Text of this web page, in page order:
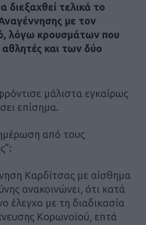
τελικά το
Αναγέννησης με τον
λόγω κρουσμάτων που
και των δύο
μάλιστα εγκαίρως
επίσημα.
από τους
Καρδίτσας με αίσθημα
ανακοινώνει, ότι κατά
έλεγχο με τη διαδικασία
Κορωνοϊού, επτά